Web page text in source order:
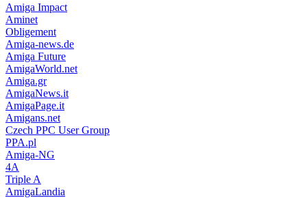
Amiga Impact
Aminet
Obligement
Amiga-news.de
Amiga Future
AmigaWorld.net
Amiga.gr
AmigaNews.it
AmigaPage.it
Amigans.net
Czech PPC User Group
PPA.pl
Amiga-NG
4A
Triple A
AmigaLandia